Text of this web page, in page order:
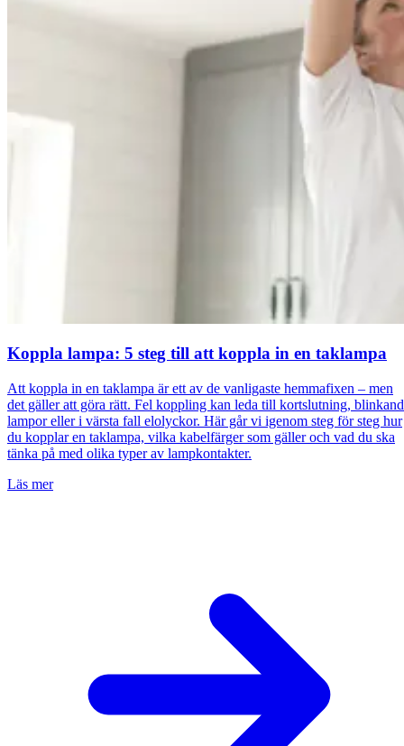
Koppla lampa: 5 steg till att koppla in en taklampa
Att koppla in en taklampa är ett av de vanligaste hemmafixen – men
det gäller att göra rätt. Fel koppling kan leda till kortslutning,
lampor eller i värsta fall elolyckor. Här går vi igenom steg för steg hur
du kopplar en taklampa, vilka kabelfärger som gäller och vad du ska
tänka på med olika typer av lampkontakter.
Läs mer